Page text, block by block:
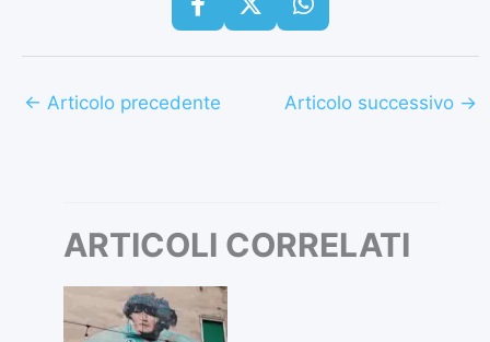
← Articolo precedente Articolo successivo →
ARTICOLI CORRELATI